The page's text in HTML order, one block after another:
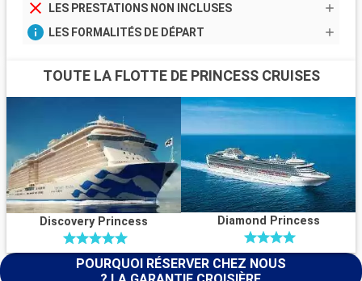
LES PRESTATIONS NON INCLUSES
LES FORMALITÉS DE DÉPART
TOUTE LA FLOTTE DE PRINCESS CRUISES
Discovery Princess Diamond Princess
POURQUOI RÉSERVER CHEZ NOUS